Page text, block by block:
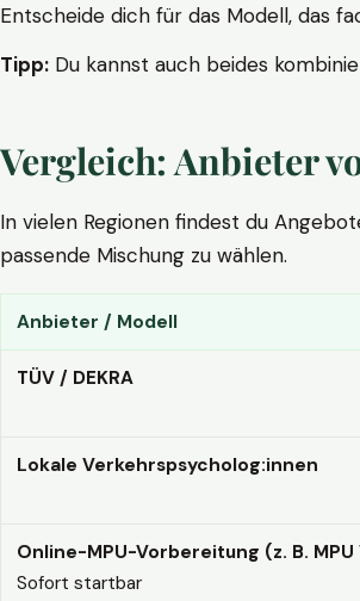
Entscheide dich für das Modell, das
Tipp: Du kannst auch beides
Vergleich: Anbieter
In vielen Regionen findest du
passende Mischung zu wählen.
Anbieter / Modell
TÜV / DEKRA
Lokale Verkehrspsycholog:innen
Online-MPU-Vorbereitung (z. B. MPU
Sofort startbar